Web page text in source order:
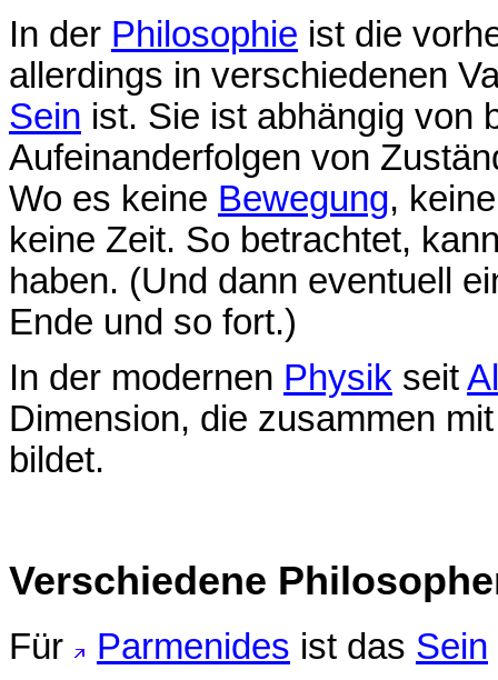
In der Philosophie ist die
allerdings in verschiedenen
Sein ist. Sie ist abhängig von
Aufeinanderfolgen von
Wo es keine Bewegung,
keine Zeit. So betrachtet,
haben. (Und dann eventuell
Ende und so fort.)
In der modernen Physik seit
Dimension, die zusammen
bildet.
Verschiedene
Für Parmenides ist das Sein